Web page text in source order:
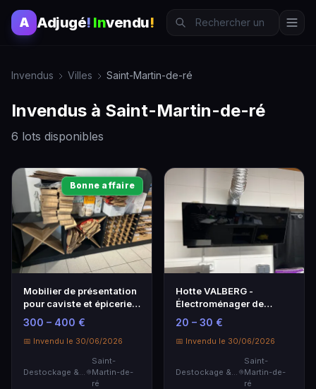
A Adjugé! Invendu!
Invendus Villes Saint-Martin-de-ré
Invendus à Saint-Martin-de-ré
6 lots disponibles
Bonne affaire
Mobilier de présentation
pour caviste et épicerie -
Lot de mobilier
professionnel
300 – 400 €
📅 Invendu le 30/06/2026
Saint-
Martin-de-
ré
Hotte VALBERG -
Électroménager de
qualité pour cuisine
moderne
20 – 30 €
📅 Invendu le 30/06/2026
Saint-
Martin-de-
ré